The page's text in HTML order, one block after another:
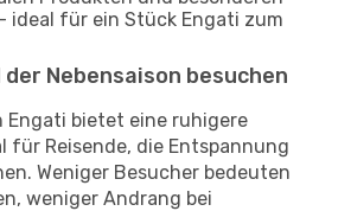
ideal für ein Stück Engati zum
Nebensaison besuchen
Engati bietet eine ruhigere
für Reisende, die Entspannung
Weniger Besucher bedeuten
weniger Andrang bei